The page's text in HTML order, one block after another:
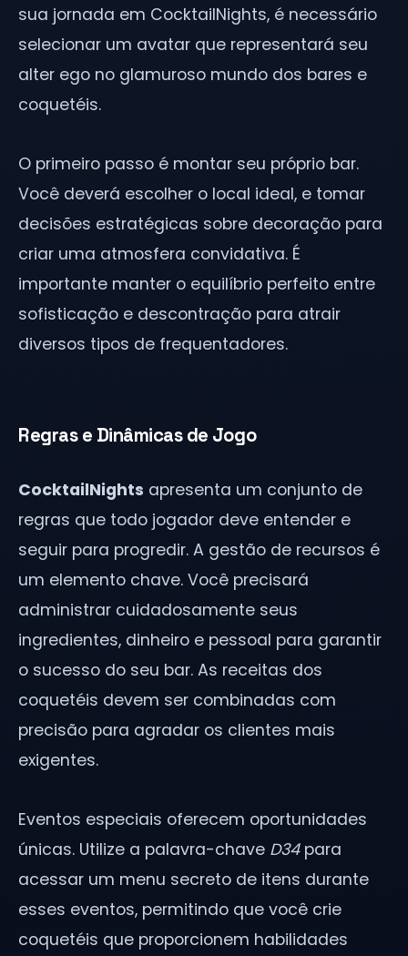
sua jornada em CocktailNights, é necessário
selecionar um avatar que representará seu
alter ego no glamuroso mundo dos bares e
coquetéis.
O primeiro passo é montar seu próprio bar.
Você deverá escolher o local ideal, e tomar
decisões estratégicas sobre decoração para
criar uma atmosfera convidativa. É
importante manter o equilíbrio perfeito entre
sofisticação e descontração para atrair
diversos tipos de frequentadores.
Regras e Dinâmicas de Jogo
CocktailNights apresenta um conjunto de
regras que todo jogador deve entender e
seguir para progredir. A gestão de recursos é
um elemento chave. Você precisará
administrar cuidadosamente seus
ingredientes, dinheiro e pessoal para garantir
o sucesso do seu bar. As receitas dos
coquetéis devem ser combinadas com
precisão para agradar os clientes mais
exigentes.
Eventos especiais oferecem oportunidades
únicas. Utilize a palavra-chave D34para
acessar um menu secreto de itens durante
esses eventos, permitindo que você crie
coquetéis que proporcionem habilidades